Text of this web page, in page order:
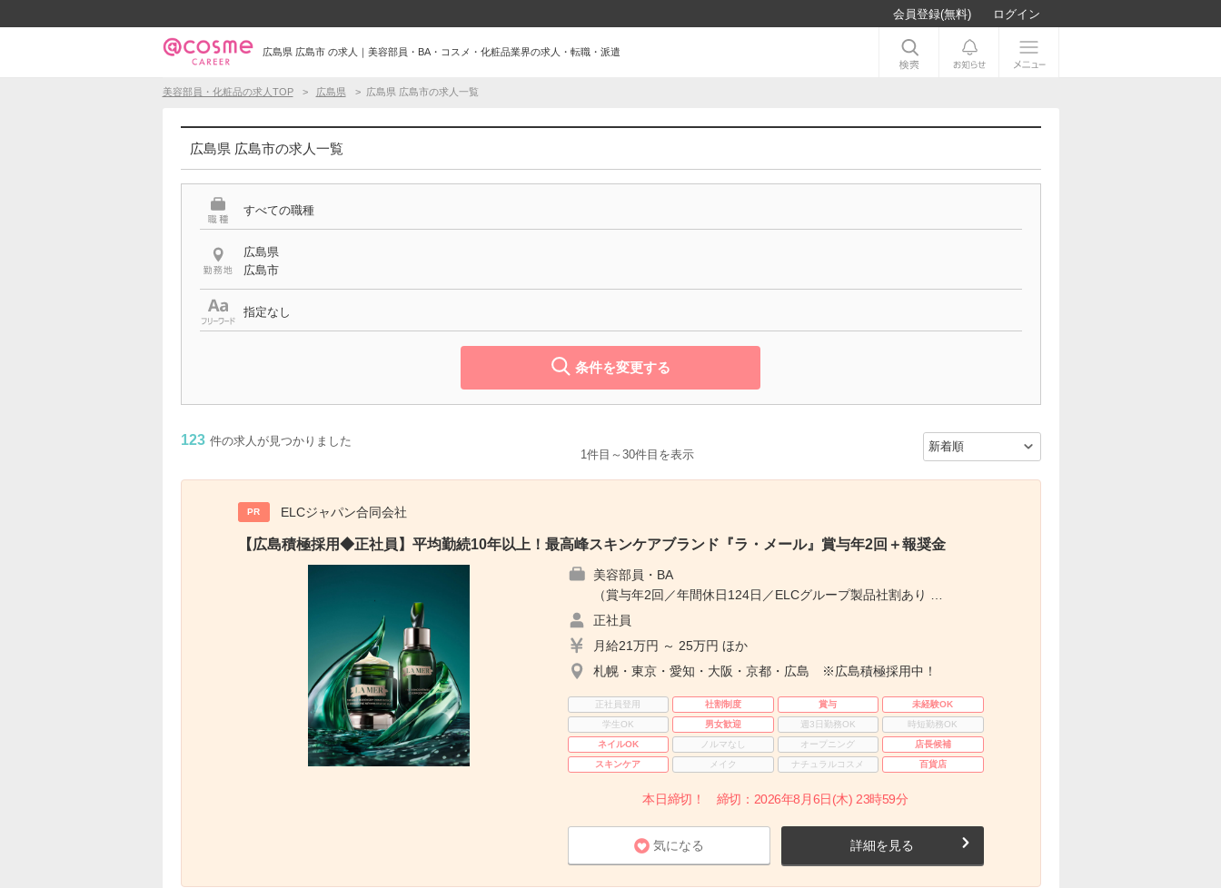
会員登録(無料) ログイン
広島県 広島市 の求人｜美容部員・BA・コスメ・化粧品業界の求人・転職・派遣
美容部員・化粧品の求人TOP 広島県 広島県 広島市の求人一覧
広島県 広島市の求人一覧
すべての職種
広島県
広島市
指定なし
条件を変更する
123 件の求人が見つかりました
1件目～30件目を表示
PR ELCジャパン合同会社
【広島積極採用◆正社員】平均勤続10年以上！最高峰スキンケアブランド『ラ・メール』賞与年2回＋報奨金
美容部員・BA
（賞与年2回／年間休日124日／ELCグループ製品社割あり …
正社員
月給21万円 ～ 25万円 ほか
札幌・東京・愛知・大阪・京都・広島 ※広島積極採用中！
正社員登用 社割制度 賞与
未経験OK
学生OK
男女歓迎 週3日勤務OK
時短勤務OK
ネイルOK
ノルマなし オープニング
店長候補
スキンケア
メイク ナチュラルコスメ 百貨店
本日締切！ 締切：2026年8月6日(木) 23時59分
気になる 詳細を見る